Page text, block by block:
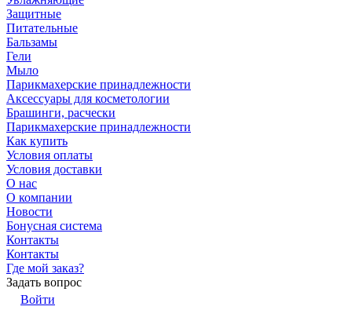
Защитные
Питательные
Бальзамы
Гели
Мыло
Парикмахерские принадлежности
Аксессуары для косметологии
Брашинги, расчески
Парикмахерские принадлежности
Как купить
Условия оплаты
Условия доставки
О нас
О компании
Новости
Бонусная система
Контакты
Контакты
Где мой заказ?
Задать вопрос
Войти